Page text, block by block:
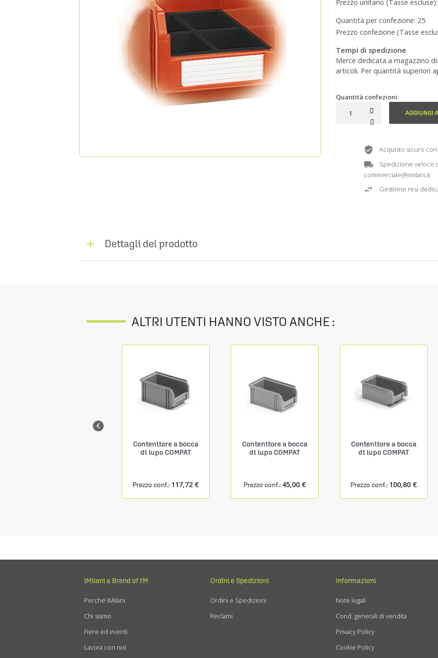
Prezzo unitario (Tasse escluse):
Quantità per confezione: 25
Prezzo confezione (Tasse
Tempi di spedizione
Merce dedicata a magazzino
articoli. Per quantità superiori
Quantità confezioni:
AGGIUNGI
Acquisto sicuro
Spedizione veloce
commerciale@imilani.it
Gestione resi
Dettagli del prodotto
ALTRI UTENTI HANNO VISTO ANCHE :

Contenitore a bocca
di lupo COMPAT
Prezzo conf.: 117,72 €
Contenitore a bocca
di lupo COMPAT
Prezzo conf.: 45,00 €
Contenitore a bocca
di lupo COMPAT
Prezzo conf.: 100,80 €
iMilani a Brand of i'M
Perché iMilani
Chi siamo
Fiere ed eventi
Lavora con noi
Ordini e Spedizioni
Ordini e Spedizioni
Reclami
Informazioni
Note legali
Cond. generali di vendita
Privacy Policy
Cookie Policy